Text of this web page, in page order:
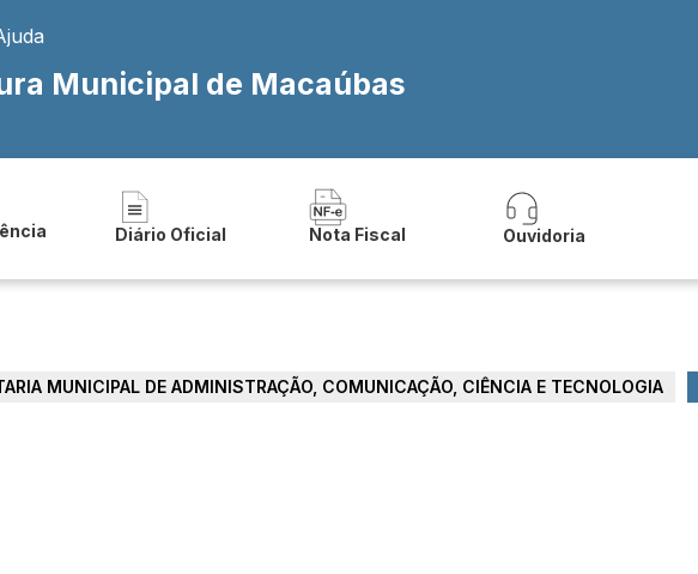
Municipal de Macaúbas
Diário Oficial Nota Fiscal Ouvidoria
MUNICIPAL DE ADMINISTRAÇÃO, COMUNICAÇÃO, CIÊNCIA E TECNOLOGIA